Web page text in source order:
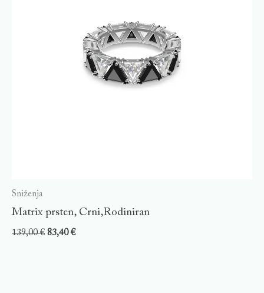
Sniženja
Matrix prsten, Crni,Rodiniran
139,00€ 83,40€